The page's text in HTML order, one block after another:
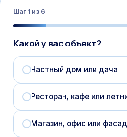
Шаг 1 из 6
Какой у вас объект?
Частный дом или дача
Ресторан, кафе или
Магазин, офис или фасад